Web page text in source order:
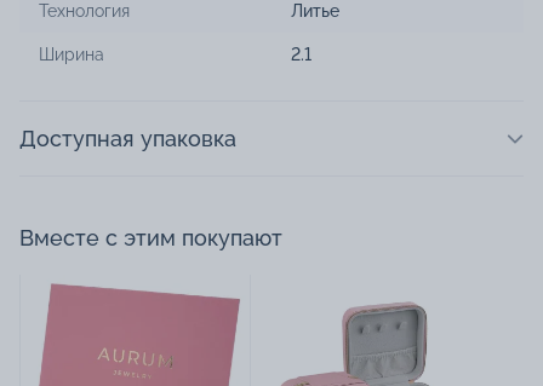
Технология Литье
Ширина 2.1
Доступная упаковка
Вместе с этим покупают